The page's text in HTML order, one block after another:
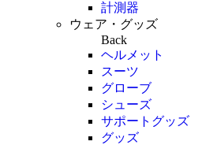
計測器
ウェア・グッズ
Back
ヘルメット
スーツ
グローブ
シューズ
サポートグッズ
グッズ